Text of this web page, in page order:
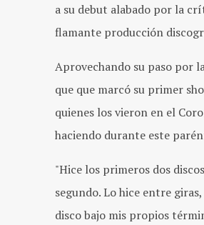
a su debut alabado por la
flamante producción
Aprovechando su paso por
que que marcó su primer
quienes los vieron en el
haciendo durante este
"Hice los primeros dos
segundo. Lo hice entre
disco bajo mis propios